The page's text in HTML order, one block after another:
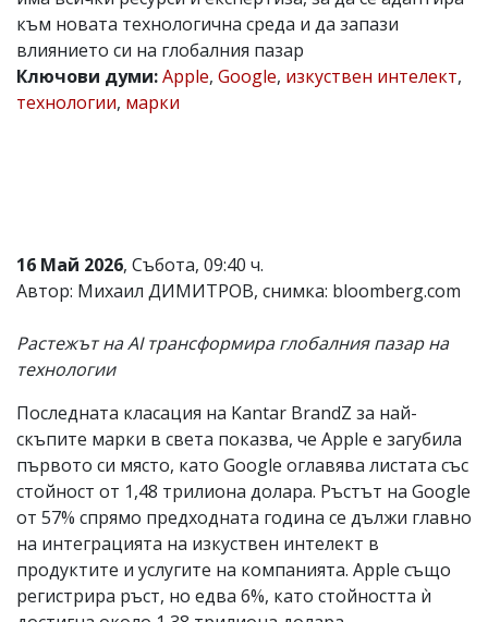
Коментарите
под
статиите
се
въвеждат
за
Ако
обиден
вас
моля
сигнализирайте
към новата технологична среда и да запази
влиянието си на глобалния пазар
Ключови думи:Apple, Google, изкуствен интелект,
технологии, марки
16 Май 2026, Събота, 09:40 ч.
Автор: Михаил ДИМИТРОВ, снимка: bloomberg.com
Растежът на AI трансформира глобалния пазар на
технологии
Последната класация на Kantar BrandZ за най-
скъпите марки в света показва, че Apple е загубила
първото си място, като Google оглавява листата със
стойност от 1,48 трилиона долара. Ръстът на Google
от 57% спрямо предходната година се дължи главно
на интеграцията на изкуствен интелект в
продуктите и услугите на компанията. Apple също
регистрира ръст, но едва 6%, като стойността ѝ